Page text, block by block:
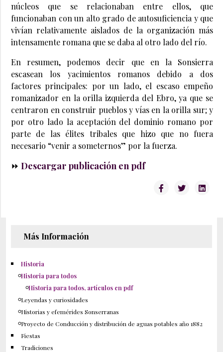
núcleos que se relacionaban entre ellos, que
funcionaban con un alto grado de autosuficiencia y que
vivían relativamente aislados de la organización más
intensamente romana que se daba al otro lado del río.
En resumen, podemos decir que en la Sonsierra
escasean los yacimientos romanos debido a dos
factores principales: por un lado, el escaso empeño
romanizador en la orilla izquierda del Ebro, ya que se
centraron en construir pueblos y vías en la orilla sur; y
por otro lado la aceptación del dominio romano por
parte de las élites tribales que hizo que no fuera
necesario “venir a someternos” por la fuerza.
⏩ Descargar publicación en pdf
Más Información
Historia
Historia para todos
Historia para todos, artículos en pdf
Leyendas y curiosidades
Historias y efemérides Sonserranas
Proyecto de Conducción y distribución de aguas potables año 1882
Fiestas
Tradiciones